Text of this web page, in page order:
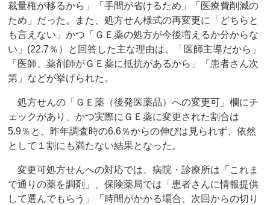
裁量権が移るから」「手間が省けるため」「医療費削減の
ため」だった。また、処方せん様式の再変更に「どちらと
も言えない」かつ「ＧＥ薬の処方が今後増えるか分からな
い」(22.7％）と回答した主な理由は、「医師主導だから」
「医師、薬剤師がＧＥ薬に抵抗があるから」「患者さん次
第」などが挙げられた。
処方せんの「ＧＥ薬（後発医薬品）への変更可」欄にチ
ェックがあり、かつ実際にＧＥ薬に変更された割合は
5.9％と、昨年調査時の6.6％からの伸びは見られず、依然
として１割にも満たない結果となった。
変更可処方せんへの対応では、病院・診療所は「これま
で通りの薬を調剤」、保険薬局では「患者さんに情報提供
して選んでもらう」「時間がかかる場合、次回からの切り